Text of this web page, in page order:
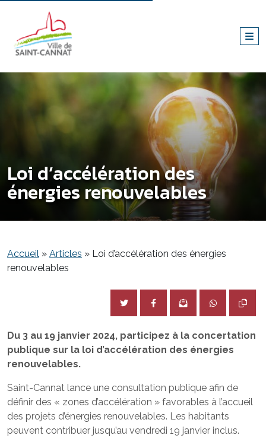
Loi d’accélération des
énergies renouvelables
Accueil » Articles » Loi d’accélération des énergies
renouvelables
Du 3 au 19 janvier 2024, participez à la concertation
publique sur la loi d’accélération des énergies
renouvelables.
Saint-Cannat lance une consultation publique afin de
définir des « zones d’accélération » favorables à l’accueil
des projets d’énergies renouvelables. Les habitants
peuvent contribuer jusqu’au vendredi 19 janvier inclus.